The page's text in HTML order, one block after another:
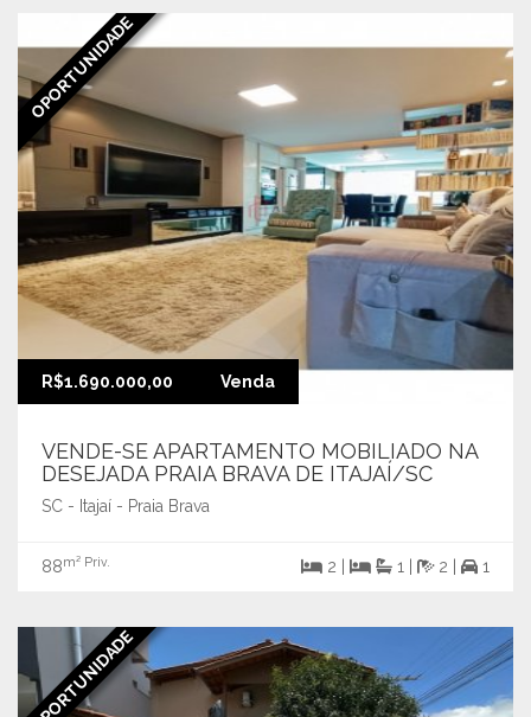
OPORTUNIDADE
R$1.690.000,00 Venda
VENDE-SE APARTAMENTO MOBILIADO NA
DESEJADA PRAIA BRAVA DE ITAJAÍ/SC
SC - Itajaí - Praia Brava
88m² Priv. 2 | 1 | 2 | 1
OPORTUNIDADE